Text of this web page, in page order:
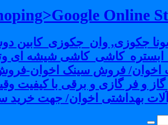
Online
جکوزی, وان_جکوزی_کابین
شیشه ای
فروش سینک اخوان-فروش
و فر گازی و برقی با
بهداشتی اخوان/ جهت خرید